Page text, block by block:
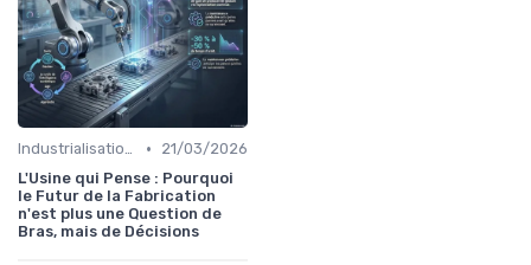
Industrialisation des process par IA •
21/03/2026
L'Usine qui Pense : Pourquoi
le Futur de la Fabrication
n'est plus une Question de
Bras, mais de Décisions